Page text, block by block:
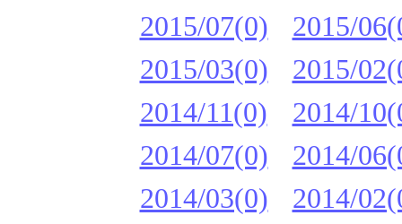
2015/07(0)
2015/
2015/03(0)
2015/
2014/11(0)
2014/
2014/07(0)
2014/
2014/03(0)
2014/